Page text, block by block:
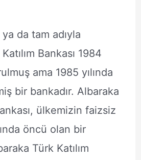
da tam adıyla
Bankası 1984
ama 1985 yılında
bir bankadır. Albaraka
ülkemizin faizsiz
öncü olan bir
Türk Katılım